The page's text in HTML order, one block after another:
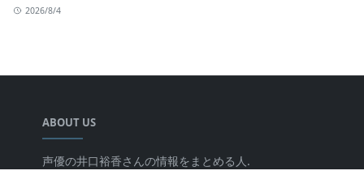
2026/8/4
ABOUT US
声優の井口裕香さんの情報をまとめる人.